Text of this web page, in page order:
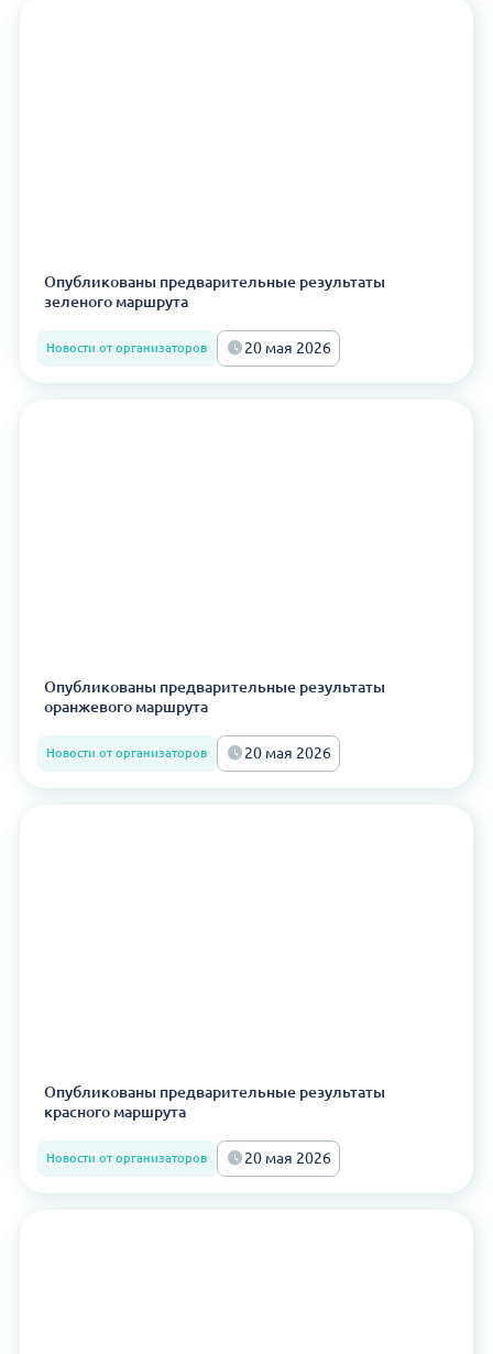
Опубликованы предварительные результаты
зеленого маршрута
Новости от организаторов 20 мая 2026
Опубликованы предварительные результаты
оранжевого маршрута
Новости от организаторов 20 мая 2026
Опубликованы предварительные результаты
красного маршрута
Новости от организаторов 20 мая 2026